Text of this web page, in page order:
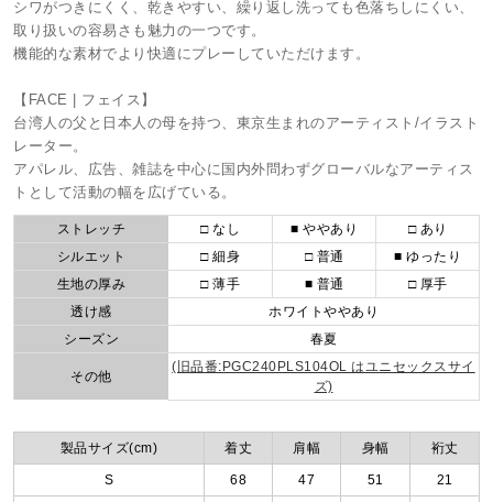
シワがつきにくく、乾きやすい、繰り返し洗っても色落ちしにくい、
取り扱いの容易さも魅力の一つです。
機能的な素材でより快適にプレーしていただけます。
【FACE | フェイス】
台湾人の父と日本人の母を持つ、東京生まれのアーティスト/イラスト
レーター。
アパレル、広告、雑誌を中心に国内外問わずグローバルなアーティス
トとして活動の幅を広げている。
ストレッチ □ なし ■ ややあり
□ あり
シルエット
□ 細身 □ 普通
■ ゆったり
生地の厚み
□ 薄手 ■ 普通
□ 厚手
透け感
ホワイトややあり
シーズン
春夏
その他
(旧品番:PGC240PLS104OL はユニセックスサイ
ズ)
製品サイズ(cm) 着丈 肩幅 身幅 裄丈
S 68 47 51 21